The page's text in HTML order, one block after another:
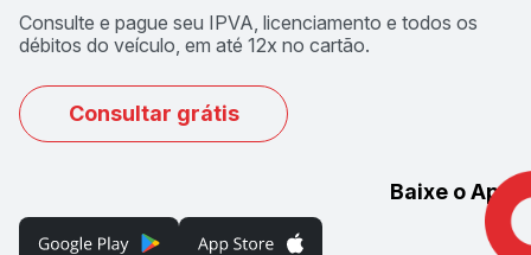
Consulte e pague seu IPVA, licenciamento e todos os
débitos do veículo, em até 12x no cartão.
Consultar grátis
Baixe o App